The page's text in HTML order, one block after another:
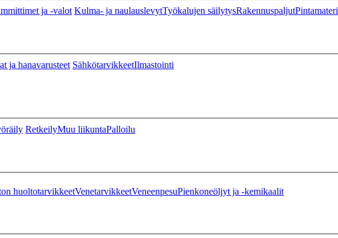
ja -valot Kulma- ja naulauslevytTyökalujen säilytysRakennuspaljut
ja hanavarusteet SähkötarvikkeetIlmastointi
RetkeilyMuu liikuntaPalloilu
huoltotarvikkeetVenetarvikkeetVeneenpesuPienkoneöljyt ja -kemikaalit